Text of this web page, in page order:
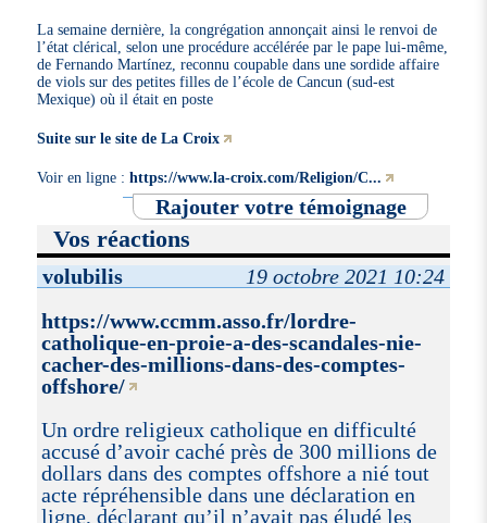
La semaine dernière, la congrégation annonçait ainsi le renvoi de
l’état clérical, selon une procédure accélérée par le pape lui-même,
de Fernando Martínez, reconnu coupable dans une sordide affaire
de viols sur des petites filles de l’école de Cancun (sud-est
Mexique) où il était en poste
Suite sur le site de La Croix
Voir en ligne :https://www.la-croix.com/Religion/C...
Rajouter votre témoignage
Vos réactions
volubilis
19 octobre 2021 10:24
https://www.ccmm.asso.fr/lordre-
catholique-en-proie-a-des-scandales-nie-
cacher-des-millions-dans-des-comptes-
offshore/
Un ordre religieux catholique en difficulté
accusé d’avoir caché près de 300 millions de
dollars dans des comptes offshore a nié tout
acte répréhensible dans une déclaration en
ligne, déclarant qu’il n’avait pas éludé les